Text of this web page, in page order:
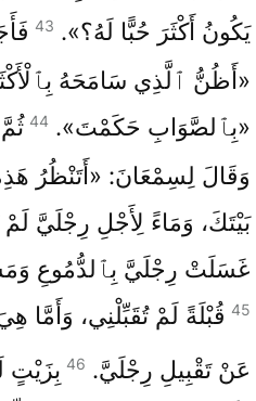
يَكُونُ أَكْثَرَ حُبًّا لَهُ؟». 43
«أَظُنُّ ٱلَّذِي سَامَحَهُ
«بِٱلصَّوَابِ حَكَمْتَ». 44
وَقَالَ لِسِمْعَانَ: «أَتَنْظُرُ
بَيْتَكَ، وَمَاءً لِأَجْلِ رِجْلَيَّ
غَسَلَتْ رِجْلَيَّ بِٱلدُّمُوعِ
45 قُبْلَةً لَمْ تُقَبِّلْنِي،
عَنْ تَقْبِيلِ رِجْلَيَّ. 46 بِزَيْتٍ